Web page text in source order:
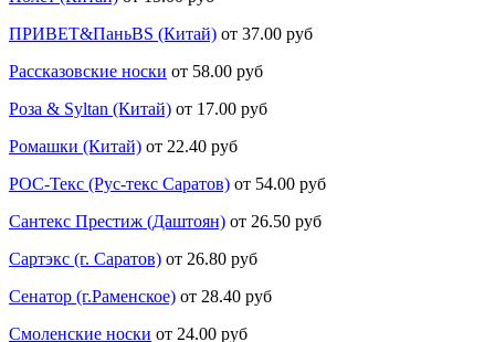
ПРИВЕТ&ПаньBS (Китай) от 37.00 руб
Рассказовские носки от 58.00 руб
Роза & Syltan (Китай) от 17.00 руб
Ромашки (Китай) от 22.40 руб
РОС-Текс (Рус-текс Саратов) от 54.00 руб
Сантекс Престиж (Даштоян) от 26.50 руб
Сартэкс (г. Саратов) от 26.80 руб
Сенатор (г.Раменское) от 28.40 руб
Смоленские носки от 24.00 руб